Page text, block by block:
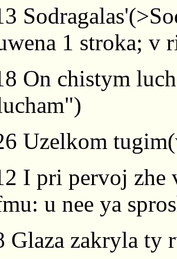
1 stroka; v
On chistym
Uzelkom
I pri pervoj zhe
u nee ya
Glaza zakryla ty